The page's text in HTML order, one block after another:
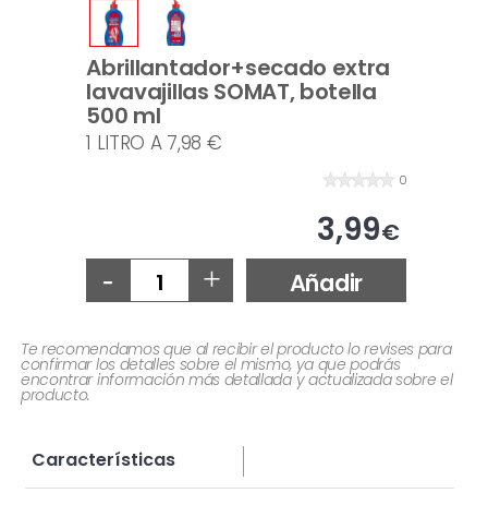
Abrillantador+secado extra
lavavajillas SOMAT, botella
500 ml
0
3,99€
1 LITRO A 7,98 €
- + Añadir
Te recomendamos que al recibir el producto lo revises para
confirmar los detalles sobre el mismo, ya que podrás
encontrar información más detallada y actualizada sobre el
producto.
Características